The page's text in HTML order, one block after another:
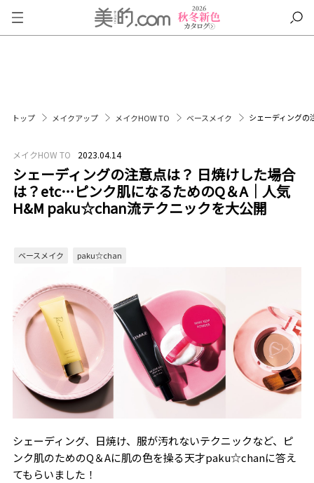
トップ メイクアップ メイクHOW TO ベースメイク シェーディング
メイクHOW TO 2023.04.14
シェーディングの注意点は？ 日焼けした場合
は？etc…ピンク肌になるためのQ＆A｜人気
H&M paku☆chan流テクニックを大公開
ベースメイク paku☆chan
シェーディング、日焼け、服が汚れないテクニックなど、ピ
ンク肌のためのQ＆Aに肌の色を操る天才paku☆chanに答え
てもらいました！